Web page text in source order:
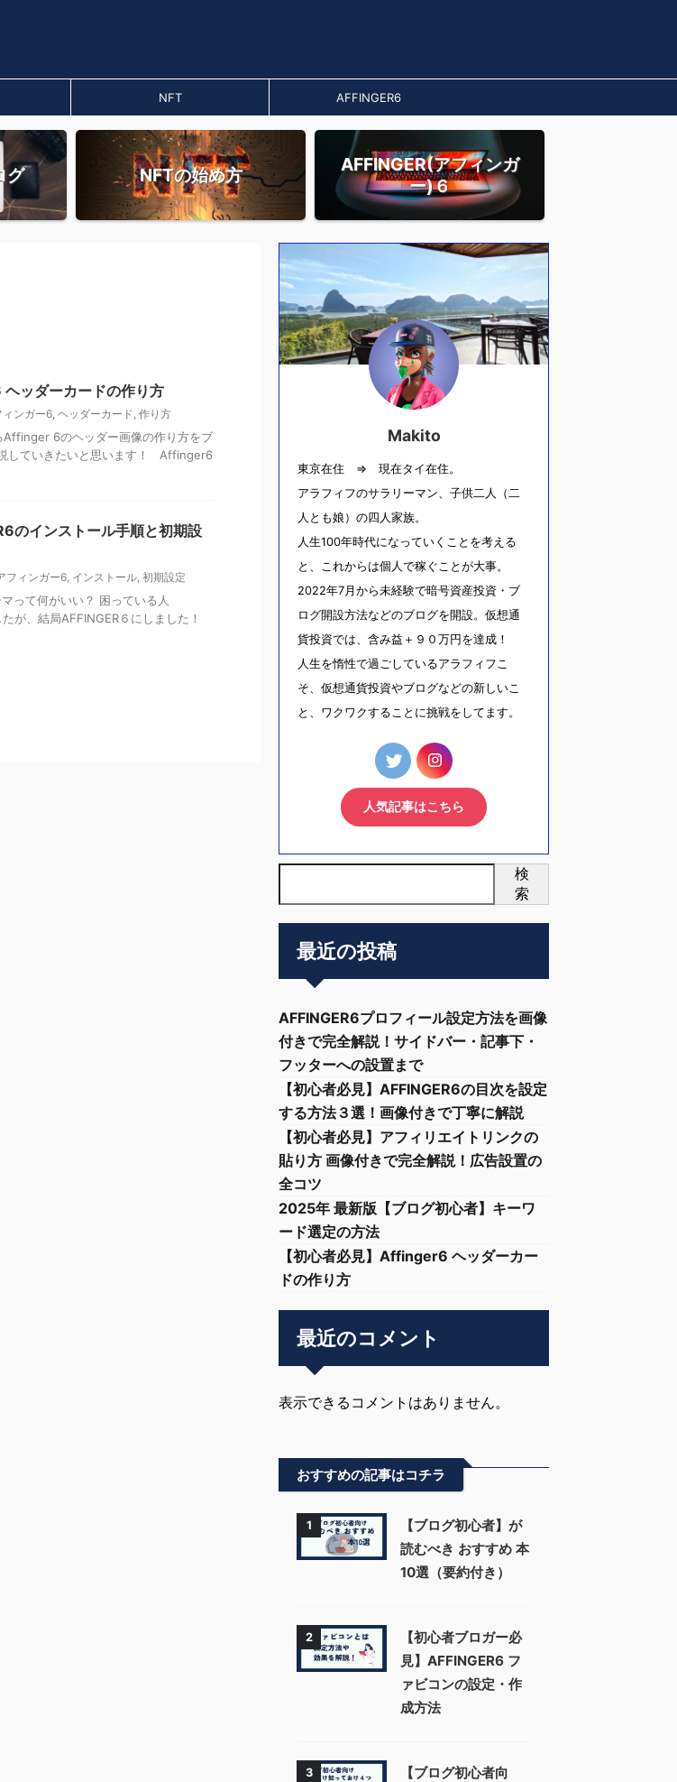
NFT AFFINGER6
グ NFTの始め方
AFFINGER(アフィンガ
ー)６
ッダーカードの作り方
ィンガー6, ヘッダーカード, 作り方
Affinger 6のヘッダー画像の作り方をブ
していきたいと思います！ Affinger6
のインストール手順と初期設
フィンガー6, インストール, 初期設定
って何がいい？ 困っている人
が、結局AFFINGER６にしました！
Makito
東京在住 ⇒ 現在タイ在住。
アラフィフのサラリーマン、子供二人（二
人とも娘）の四人家族。
人生100年時代になっていくことを考える
と、これからは個人で稼ぐことが大事。
2022年7月から未経験で暗号資産投資・ブ
ログ開設方法などのブログを開設。仮想通
貨投資では、含み益＋９０万円を達成！
人生を惰性で過ごしているアラフィフこ
そ、仮想通貨投資やブログなどの新しいこ
と、ワクワクすることに挑戦をしてます。
人気記事はこちら
検
索
最近の投稿
AFFINGER6プロフィール設定方法を画像
付きで完全解説！サイドバー・記事下・
フッターへの設置まで
【初心者必見】AFFINGER6の目次を設定
する方法３選！画像付きで丁寧に解説
【初心者必見】アフィリエイトリンクの
貼り方 画像付きで完全解説！広告設置の
全コツ
2025年 最新版【ブログ初心者】キーワ
ード選定の方法
【初心者必見】Affinger6 ヘッダーカー
ドの作り方
最近のコメント
表示できるコメントはありません。
おすすめの記事はコチラ
1
【ブログ初心者】が
読むべき おすすめ 本
10選（要約付き）
2
【初心者ブロガー必
見】AFFINGER6 フ
ァビコンの設定・作
成方法
3
【ブログ初心者向